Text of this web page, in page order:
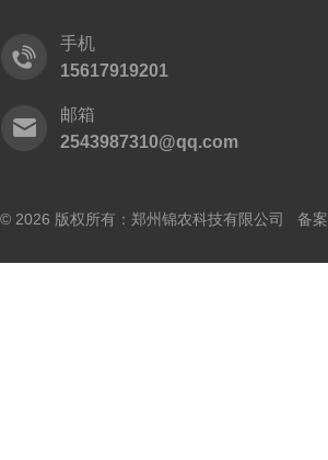
手机
15617919201
邮箱
2543987310@qq.com
© 2026 版权所有：郑州锦农科技有限公司 备案